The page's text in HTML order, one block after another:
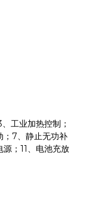
工业加热控制；
；7、静止无功补
；11、电池充放